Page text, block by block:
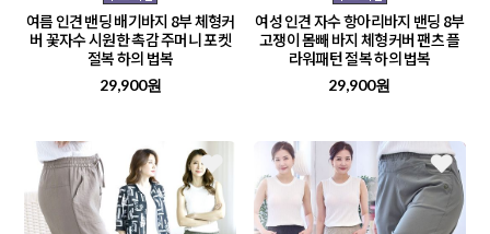
여름 인견 밴딩 배기바지 8부 체형커
버 꽃자수 시원한 촉감 주머니 포켓
절복 하의 법복
29,900원
여성 인견 자수 항아리바지 밴딩 8부
고쟁이 몸빼 바지 체형커버 팬츠 플
라워패턴 절복 하의 법복
29,900원